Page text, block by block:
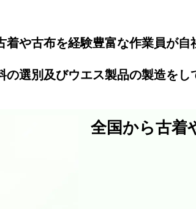
着や古布を経験豊富な作業員が自
選別及びウエス製品の製造をし
全国から古着